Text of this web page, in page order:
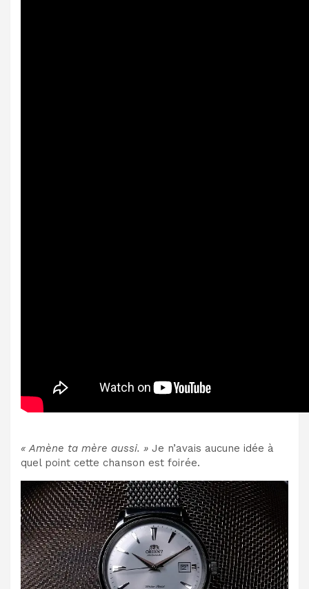
« Amène ta mère aussi. » Je n’avais aucune idée à
quel point cette chanson est foirée.